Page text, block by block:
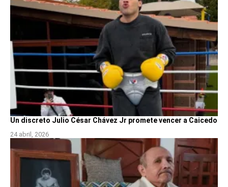
Un discreto Julio César Chávez Jr promete vencer a Caicedo
24 abril, 2026